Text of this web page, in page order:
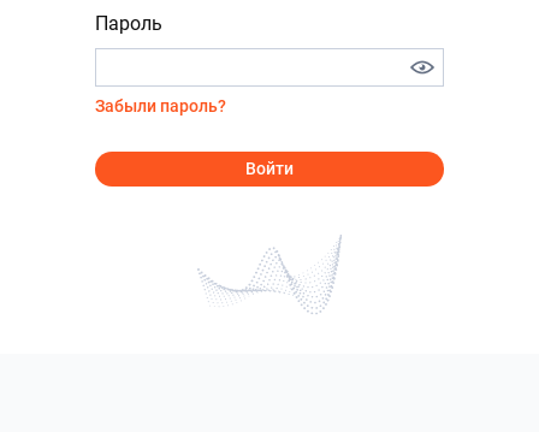
Пароль
Забыли пароль?
Войти